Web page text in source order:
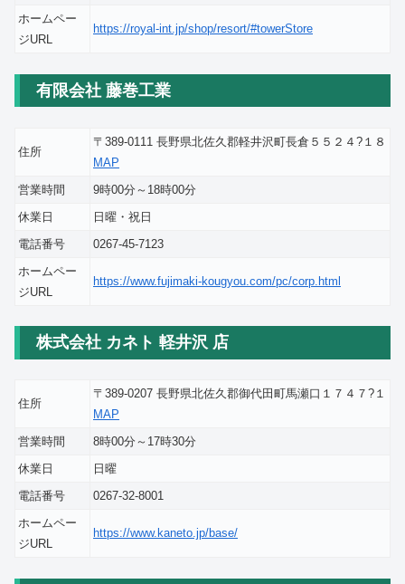
ホームペー
ジURL
https://royal-int.jp/shop/resort/#towerStore
有限会社 藤巻工業
住所
〒389-0111 長野県北佐久郡軽井沢町長倉５５２４?１８
MAP
営業時間
9時00分～18時00分
休業日
日曜・祝日
電話番号
0267-45-7123
ホームペー
ジURL
https://www.fujimaki-kougyou.com/pc/corp.html
株式会社 カネト 軽井沢 店
住所
〒389-0207 長野県北佐久郡御代田町馬瀬口１７４７?１
MAP
営業時間
8時00分～17時30分
休業日
日曜
電話番号
0267-32-8001
ホームペー
ジURL
https://www.kaneto.jp/base/